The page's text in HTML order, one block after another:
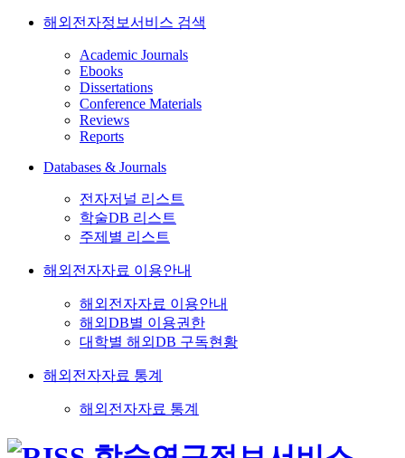
해외전자정보서비스 검색
Academic Journals
Ebooks
Dissertations
Conference Materials
Reviews
Reports
Databases & Journals
전자저널 리스트
학술DB 리스트
주제별 리스트
해외전자자료 이용안내
해외전자자료 이용안내
해외DB별 이용권한
대학별 해외DB 구독현황
해외전자자료 통계
해외전자자료 통계